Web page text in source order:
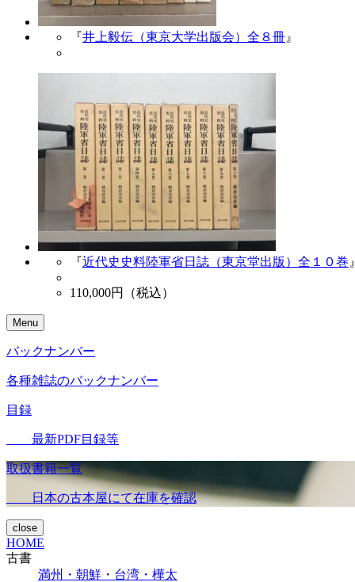
『井上毅伝（東京大学出版会）全８冊 』
『近代史史料陸軍省日誌（東京堂出版）全１０巻
110,000円（税込）
Menu
バックナンバー
各種雑誌のバックナンバー
目録
最新PDF目録等
取扱書籍一覧
日本の古本屋にて在庫を確認
close
HOME
古書
満州・朝鮮・台湾・樺太